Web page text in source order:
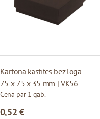
Kartona kastītes bez loga
75 x 75 x 35 mm | VK56
Cena par 1 gab.
0,52 €